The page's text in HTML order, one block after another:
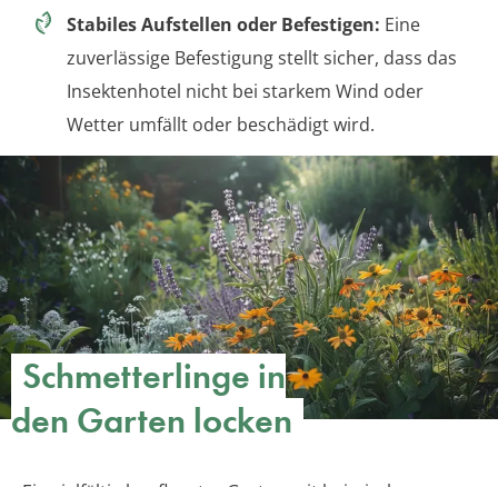
Stabiles Aufstellen oder Befestigen: Eine
zuverlässige Befestigung stellt sicher, dass das
Insektenhotel nicht bei starkem Wind oder
Wetter umfällt oder beschädigt wird.
Schmetterlinge in
den Garten locken